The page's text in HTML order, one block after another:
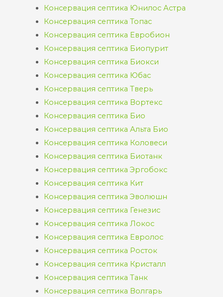
Консервация септика Юнилос Астра
Консервация септика Топас
Консервация септика Евробион
Консервация септика Биопурит
Консервация септика Биокси
Консервация септика Юбас
Консервация септика Тверь
Консервация септика Вортекс
Консервация септика Био
Консервация септика Альта Био
Консервация септика Коловеси
Консервация септика Биотанк
Консервация септика Эргобокс
Консервация септика Кит
Консервация септика Эволюшн
Консервация септика Генезис
Консервация септика Локос
Консервация септика Евролос
Консервация септика Росток
Консервация септика Кристалл
Консервация септика Танк
Консервация септика Волгарь